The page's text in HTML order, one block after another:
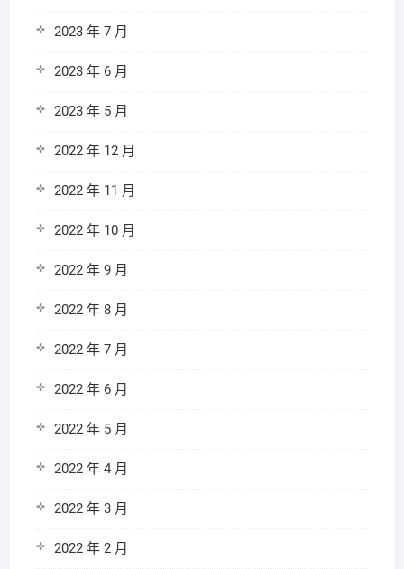
2023 年 7 月
2023 年 6 月
2023 年 5 月
2022 年 12 月
2022 年 11 月
2022 年 10 月
2022 年 9 月
2022 年 8 月
2022 年 7 月
2022 年 6 月
2022 年 5 月
2022 年 4 月
2022 年 3 月
2022 年 2 月